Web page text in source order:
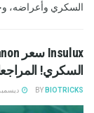
السكري وأعراضه،
السكري!
BY BIOTRICKS ديسمبر 22, 2025